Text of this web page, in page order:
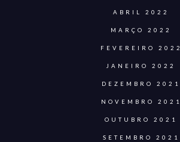
ABRIL 2022
MARÇO 2022
FEVEREIRO 2022
JANEIRO 2022
DEZEMBRO 2021
NOVEMBRO 2021
OUTUBRO 2021
SETEMBRO 2021